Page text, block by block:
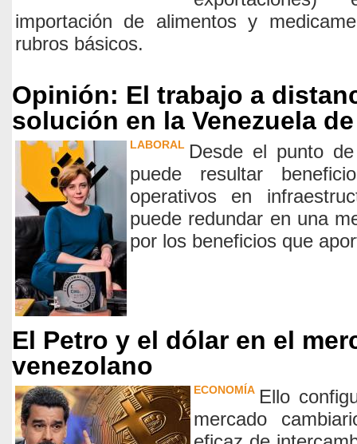
importación de alimentos y
rubros básicos.
Opinión: El trabajo a
solución en la Venezuela
LABORAL Desde el punto
puede resultar
operativos en
puede redundar en una
por los beneficios que
El Petro y el dólar en el
venezolano
ECONOMÍA Ello
mercado